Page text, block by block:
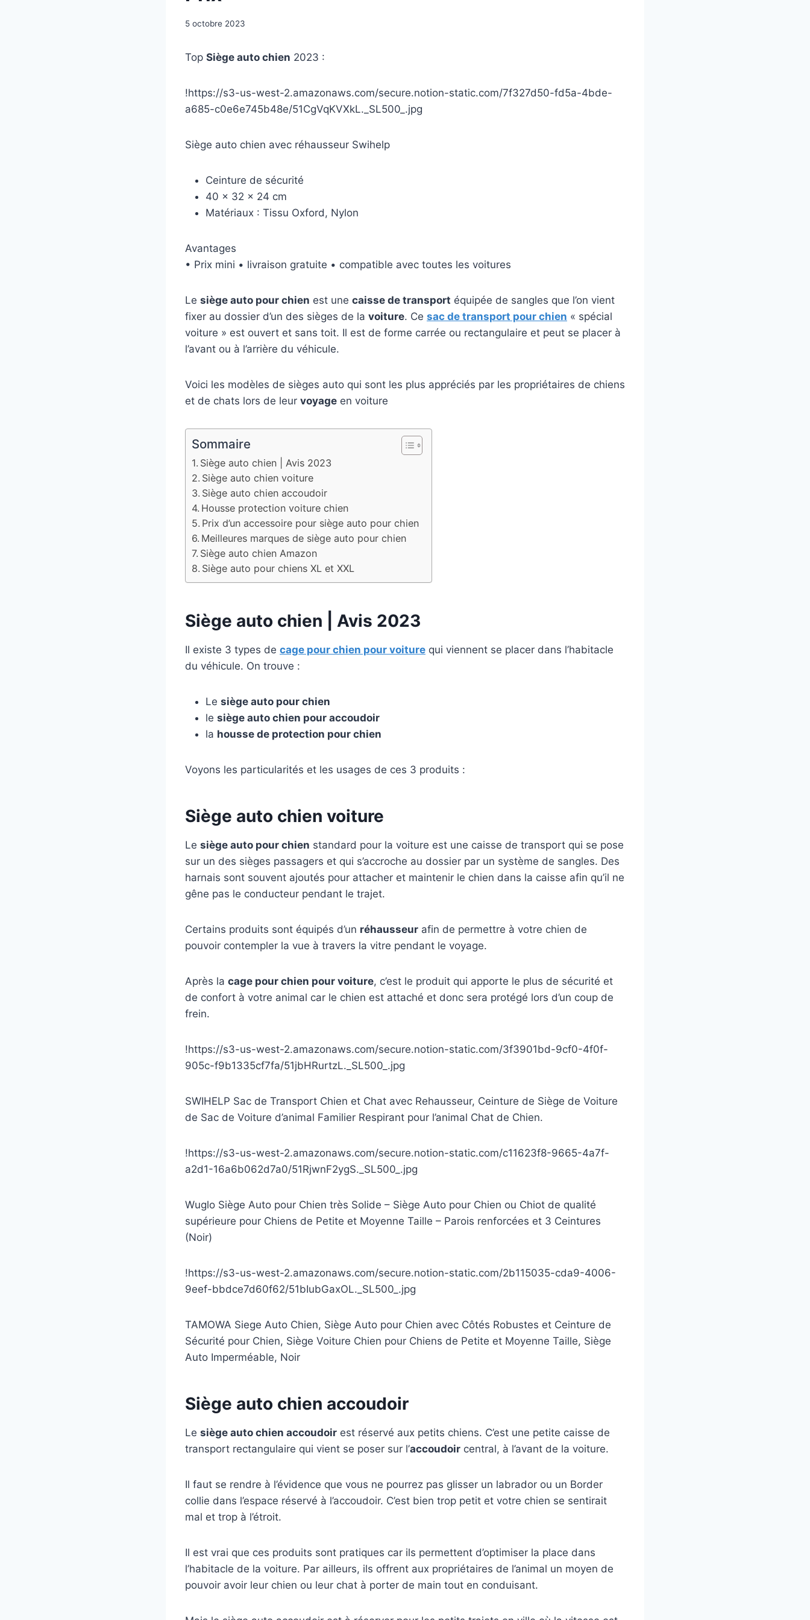
5 octobre 2023
Top Siège auto chien 2023 :
!https://s3-us-west-2.amazonaws.com/secure.notion-static.com/7f327d50-fd5a-4bde-
a685-c0e6e745b48e/51CgVqKVXkL._SL500_.jpg
Siège auto chien avec réhausseur Swihelp
Ceinture de sécurité
40 x 32 x 24 cm
Matériaux : Tissu Oxford, Nylon
Avantages
• Prix mini • livraison gratuite • compatible avec toutes les voitures
Le siège auto pour chien est une caisse de transport équipée de sangles que l’on vient
fixer au dossier d’un des sièges de la voiture. Ce sac de transport pour chien « spécial
voiture » est ouvert et sans toit. Il est de forme carrée ou rectangulaire et peut se placer à
l’avant ou à l’arrière du véhicule.
Voici les modèles de sièges auto qui sont les plus appréciés par les propriétaires de chiens
et de chats lors de leur voyage en voiture
Sommaire
Siège auto chien | Avis 2023
Siège auto chien voiture
Siège auto chien accoudoir
Housse protection voiture chien
Prix d’un accessoire pour siège auto pour chien
Meilleures marques de siège auto pour chien
Siège auto chien Amazon
Siège auto pour chiens XL et XXL
Siège auto chien | Avis 2023
Il existe 3 types de cage pour chien pour voiture qui viennent se placer dans l’habitacle
du véhicule. On trouve :
Le siège auto pour chien
le siège auto chien pour accoudoir
la housse de protection pour chien
Voyons les particularités et les usages de ces 3 produits :
Siège auto chien voiture
Le siège auto pour chien standard pour la voiture est une caisse de transport qui se pose
sur un des sièges passagers et qui s’accroche au dossier par un système de sangles. Des
harnais sont souvent ajoutés pour attacher et maintenir le chien dans la caisse afin qu’il ne
gêne pas le conducteur pendant le trajet.
Certains produits sont équipés d’un réhausseur afin de permettre à votre chien de
pouvoir contempler la vue à travers la vitre pendant le voyage.
Après la cage pour chien pour voiture, c’est le produit qui apporte le plus de sécurité et
de confort à votre animal car le chien est attaché et donc sera protégé lors d’un coup de
frein.
!https://s3-us-west-2.amazonaws.com/secure.notion-static.com/3f3901bd-9cf0-4f0f-
905c-f9b1335cf7fa/51jbHRurtzL._SL500_.jpg
SWIHELP Sac de Transport Chien et Chat avec Rehausseur, Ceinture de Siège de Voiture
de Sac de Voiture d’animal Familier Respirant pour l’animal Chat de Chien.
!https://s3-us-west-2.amazonaws.com/secure.notion-static.com/c11623f8-9665-4a7f-
a2d1-16a6b062d7a0/51RjwnF2ygS._SL500_.jpg
Wuglo Siège Auto pour Chien très Solide – Siège Auto pour Chien ou Chiot de qualité
supérieure pour Chiens de Petite et Moyenne Taille – Parois renforcées et 3 Ceintures
(Noir)
!https://s3-us-west-2.amazonaws.com/secure.notion-static.com/2b115035-cda9-4006-
9eef-bbdce7d60f62/51bIubGaxOL._SL500_.jpg
TAMOWA Siege Auto Chien, Siège Auto pour Chien avec Côtés Robustes et Ceinture de
Sécurité pour Chien, Siège Voiture Chien pour Chiens de Petite et Moyenne Taille, Siège
Auto Imperméable, Noir
Siège auto chien accoudoir
Le siège auto chien accoudoir est réservé aux petits chiens. C’est une petite caisse de
transport rectangulaire qui vient se poser sur l’accoudoir central, à l’avant de la voiture.
Il faut se rendre à l’évidence que vous ne pourrez pas glisser un labrador ou un Border
collie dans l’espace réservé à l’accoudoir. C’est bien trop petit et votre chien se sentirait
mal et trop à l’étroit.
Il est vrai que ces produits sont pratiques car ils permettent d’optimiser la place dans
l’habitacle de la voiture. Par ailleurs, ils offrent aux propriétaires de l’animal un moyen de
pouvoir avoir leur chien ou leur chat à porter de main tout en conduisant.